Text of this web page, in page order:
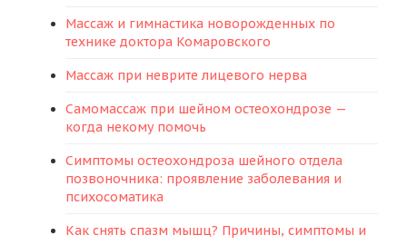
Массаж и гимнастика новорожденных по
технике доктора Комаровского
Массаж при неврите лицевого нерва
Самомассаж при шейном остеохондрозе —
когда некому помочь
Симптомы остеохондроза шейного отдела
позвоночника: проявление заболевания и
психосоматика
Как снять спазм мышц? Причины, симптомы и